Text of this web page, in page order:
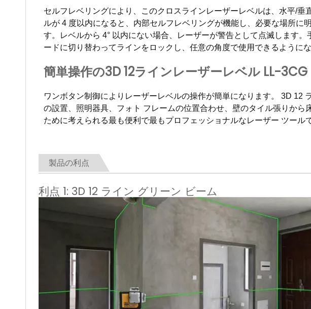
セルフレベリングにより、このクロスラインレーザーレベルは、水平/垂
ルが 4 度以内になると、内部セルフレベリングが機能し、必要な場所に
す。レベルから 4° 以内にない場合、レーザーが警告として点滅します
ードに切り替わってラインをロックし、任意の角度で使用できるようにな
簡単操作の3D 12ラインレーザーレベル LL-3CG
ワンボタン制御によりレーザーレベルの操作が簡単になります。 3D 12
の設置、照明器具、フォト フレームの位置合わせ、壁のタイル張りから
ために考えられる最も便利で最もプロフェッショナルなレーザー ツール
製品の利点
利点 1: 3D 12 ライン グリーン ビーム